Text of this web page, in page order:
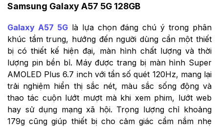
Samsung Galaxy A57 5G 128GB
Galaxy A57 5Glà lựa chọn đáng chú ý trong phân
khúc tầm trung, hướng đến người dùng cần một thiết
bị có thiết kế hiện đại, màn hình chất lượng và thời
lượng pin bền bỉ. Máy được trang bị màn hình Super
AMOLED Plus 6.7 inch với tần số quét 120Hz, mang lại
trải nghiệm hiển thị sắc nét, màu sắc sống động và
thao tác cuộn lướt mượt mà khi xem phim, lướt web
hay sử dụng mạng xã hội. Trọng lượng chỉ khoảng
179g cũng giúp thiết bị cho cảm giác cầm nắm nhẹ